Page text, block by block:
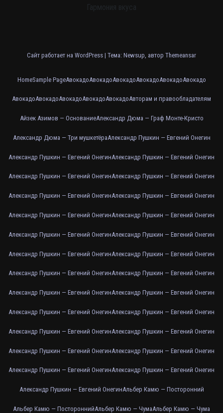
Гармония вкуса
Сайт работает на WordPress | Тема: Newsup, автор Themeansar
HomeSample PageАвокадоАвокадоАвокадоАвокадоАвокадоАвокадо
АвокадоАвокадоАвокадоАвокадоАвокадоАвторам и правообладателям
Айзек Азимов — ОснованиеАлександр Дюма — Граф Монте-Кристо
Александр Дюма — Три мушкетёраАлександр Пушкин — Евгений Онегин
Александр Пушкин — Евгений ОнегинАлександр Пушкин — Евгений Онегин
Александр Пушкин — Евгений ОнегинАлександр Пушкин — Евгений Онегин
Александр Пушкин — Евгений ОнегинАлександр Пушкин — Евгений Онегин
Александр Пушкин — Евгений ОнегинАлександр Пушкин — Евгений Онегин
Александр Пушкин — Евгений ОнегинАлександр Пушкин — Евгений Онегин
Александр Пушкин — Евгений ОнегинАлександр Пушкин — Евгений Онегин
Александр Пушкин — Евгений ОнегинАлександр Пушкин — Евгений Онегин
Александр Пушкин — Евгений ОнегинАлександр Пушкин — Евгений Онегин
Александр Пушкин — Евгений ОнегинАлександр Пушкин — Евгений Онегин
Александр Пушкин — Евгений ОнегинАлександр Пушкин — Евгений Онегин
Александр Пушкин — Евгений ОнегинАлександр Пушкин — Евгений Онегин
Александр Пушкин — Евгений ОнегинАлександр Пушкин — Евгений Онегин
Александр Пушкин — Евгений ОнегинАльбер Камю — Посторонний
Альбер Камю — ПостороннийАльбер Камю — ЧумаАльбер Камю — Чума